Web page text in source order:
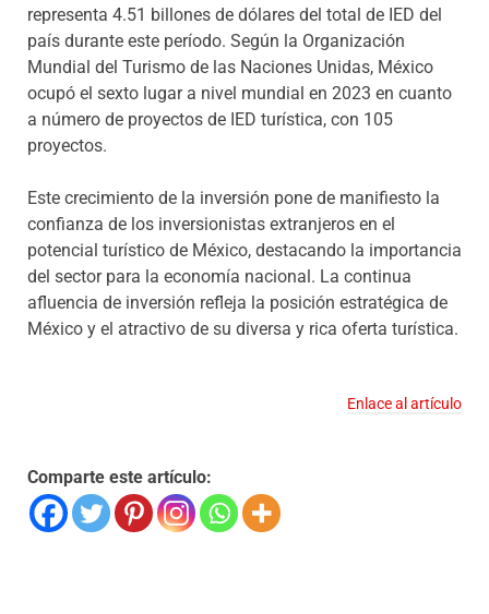
representa 4.51 billones de dólares del total de IED del
país durante este período. Según la Organización
Mundial del Turismo de las Naciones Unidas, México
ocupó el sexto lugar a nivel mundial en 2023 en cuanto
a número de proyectos de IED turística, con 105
proyectos.
Este crecimiento de la inversión pone de manifiesto la
confianza de los inversionistas extranjeros en el
potencial turístico de México, destacando la importancia
del sector para la economía nacional. La continua
afluencia de inversión refleja la posición estratégica de
México y el atractivo de su diversa y rica oferta turística.
Enlace al artículo
Comparte este artículo: